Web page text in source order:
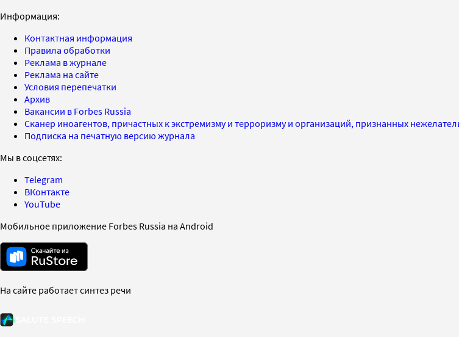
Информация:
Контактная информация
Правила обработки
Реклама в журнале
Реклама на сайте
Условия перепечатки
Архив
Вакансии в Forbes Russia
Сканер иноагентов, причастных к экстремизму и терроризму и организаций, признанных
Подписка на печатную версию журнала
Мы в соцсетях:
Telegram
ВКонтакте
YouTube
Мобильное приложение Forbes Russia на Android
На сайте работает синтез речи